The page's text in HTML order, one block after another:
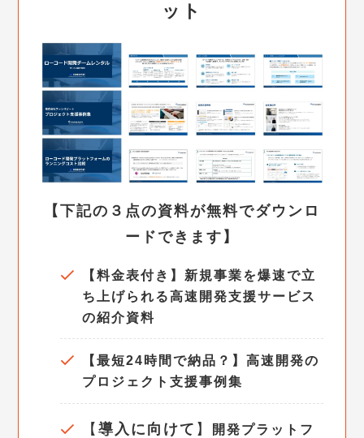
ット
【下記の３点の資料が無料でダウンロ
ードできます】
【料金表付き】新規事業を爆速で立
ち上げられる高速開発支援サービス
の紹介資料
【最短24時間で納品？】高速開発の
プロジェクト支援事例集
【導入に向けて 】
開発プラットフ